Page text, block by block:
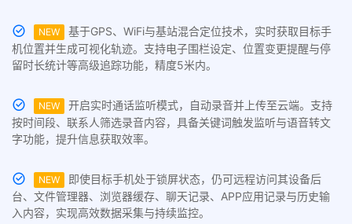
NEW
基于GPS、WiFi与基站混合定位技术，实时获取目标手
机位置并生成可视化轨迹。支持电子围栏设定、位置变更提醒与停
留时长统计等高级追踪功能，精度5米内。
NEW
开启实时通话监听模式，自动录音并上传至云端。支持
按时间段、联系人筛选录音内容，具备关键词触发监听与语音转文
字功能，提升信息获取效率。
NEW
即使目标手机处于锁屏状态，仍可远程访问其设备后
台、文件管理器、浏览器缓存、聊天记录、APP应用记录与历史输
入内容，实现高效数据采集与持续监控。